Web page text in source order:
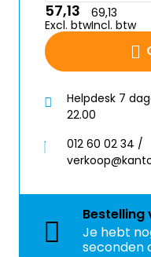
57,13
Excl. btw
69,13
Incl. btw
Helpdesk 7
22.00
012 60 02 34 /
Bestelling
Je hebt
seconden